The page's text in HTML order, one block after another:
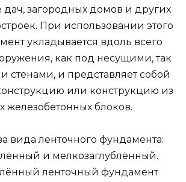
дач, загородных домов и других
При использовании этого
укладывается вдоль всего
как под несущими, так
стенами, и представляет собой
или конструкцию из
железобетонных блоков.
вида ленточного фундамента:
и мелкозаглублённый.
ленточный фундамент